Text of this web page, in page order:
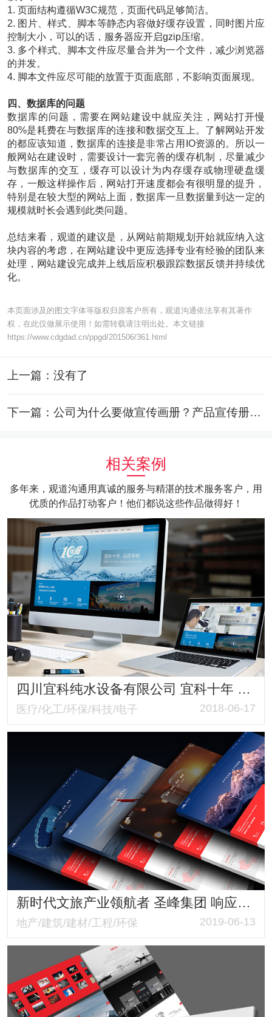
1. 页面结构遵循W3C规范，页面代码足够简洁。
2. 图片、样式、脚本等静态内容做好缓存设置，同时图片应
控制大小，可以的话，服务器应开启gzip压缩。
3. 多个样式、脚本文件应尽量合并为一个文件，减少浏览器
的并发。
4. 脚本文件应尽可能的放置于页面底部，不影响页面展现。
四、数据库的问题
数据库的问题，需要在网站建设中就应关注，网站打开慢
80%是耗费在与数据库的连接和数据交互上。了解网站开发
的都应该知道，数据库的连接是非常占用IO资源的。所以一
般网站在建设时，需要设计一套完善的缓存机制，尽量减少
与数据库的交互，缓存可以设计为内存缓存或物理硬盘缓
存，一般这样操作后，网站打开速度都会有很明显的提升，
特别是在较大型的网站上面，数据库一旦数据量到达一定的
规模就时长会遇到此类问题。
总结来看，观道的建议是，从网站前期规划开始就应纳入这
块内容的考虑，在网站建设中更应选择专业有经验的团队来
处理，网站建设完成并上线后应积极跟踪数据反馈并持续优
化。
本页面涉及的图文字体等版权归原客户所有，观道沟通依法享有其著作
权，在此仅做展示使用！如需转载请注明出处。本文链接
https://www.cdgdad.cn/ppgd/201506/361.html
上一篇：没有了
下一篇：公司为什么要做宣传画册？产品宣传册如何做？
相关案例
多年来，观道沟通用真诚的服务与精湛的技术服务客户，用
优质的作品打动客户！他们都说这些作品做得好！
四川宜科纯水设备有限公司 宜科十年 品质奉献 医疗纯水设备 透析用水设备网站改版建设
医疗/化工/环保/科技/电子 2018-06-17
新时代文旅产业领航者 圣峰集团 响应式品牌形象网站
地产/建筑/建材/工程/环保 2019-06-13